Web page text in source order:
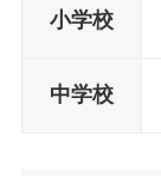
小学校
中学校